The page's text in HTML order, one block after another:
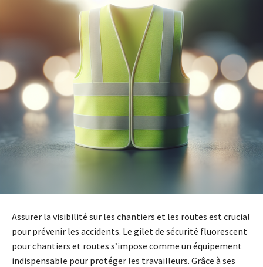
Assurer la visibilité sur les chantiers et les routes est crucial
pour prévenir les accidents. Le gilet de sécurité fluorescent
pour chantiers et routes s’impose comme un équipement
indispensable pour protéger les travailleurs. Grâce à ses